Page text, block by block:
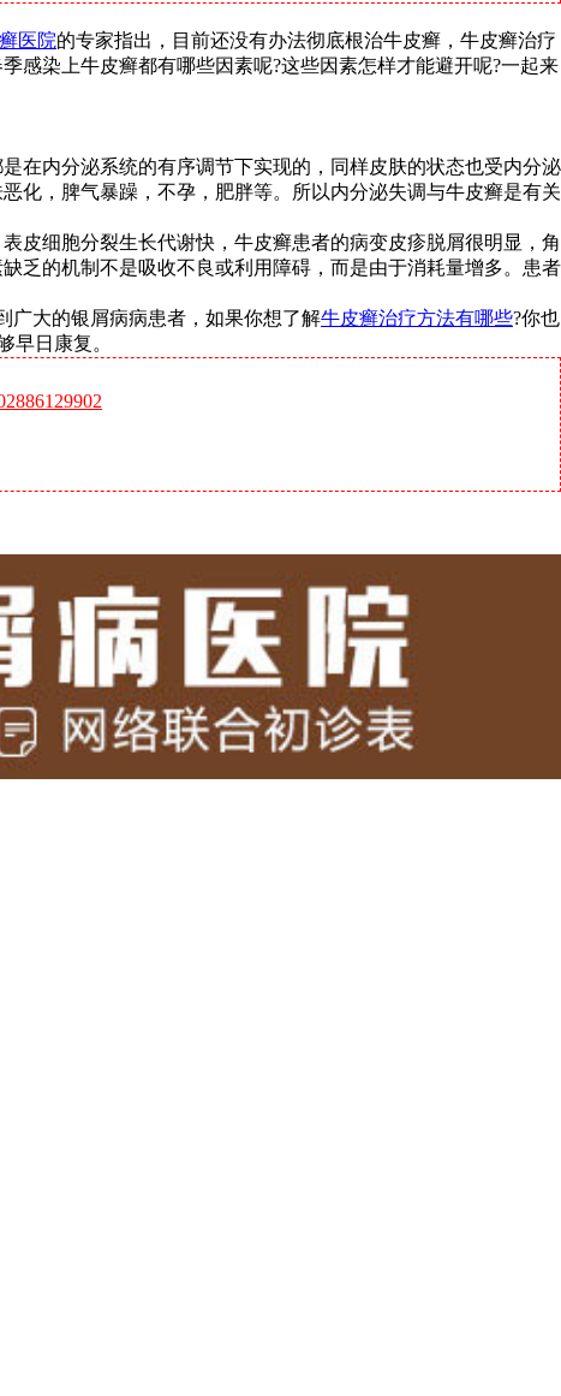
医院的专家指出，目前还没有办法彻底根治牛皮癣，牛皮癣治疗
感染上牛皮癣都有哪些因素呢?这些因素怎样才能避开呢?一起来
在内分泌系统的有序调节下实现的，同样皮肤的状态也受内分泌
化，脾气暴躁，不孕，肥胖等。所以内分泌失调与牛皮癣是有关
皮细胞分裂生长代谢快，牛皮癣患者的病变皮疹脱屑很明显，角
乏的机制不是吸收不良或利用障碍，而是由于消耗量增多。患者
广大的银屑病病患者，如果你想了解牛皮癣治疗方法有哪些?你也
早日康复。